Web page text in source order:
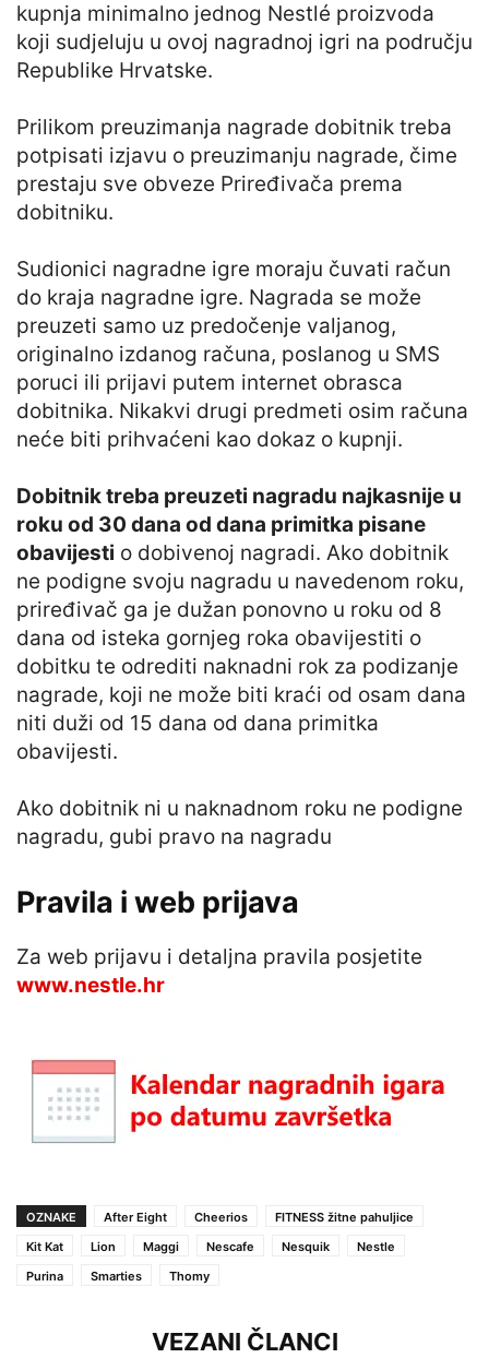
kupnja minimalno jednog Nestlé proizvoda
koji sudjeluju u ovoj nagradnoj igri na području
Republike Hrvatske.
Prilikom preuzimanja nagrade dobitnik treba
potpisati izjavu o preuzimanju nagrade, čime
prestaju sve obveze Priređivača prema
dobitniku.
Sudionici nagradne igre moraju čuvati račun
do kraja nagradne igre. Nagrada se može
preuzeti samo uz predočenje valjanog,
originalno izdanog računa, poslanog u SMS
poruci ili prijavi putem internet obrasca
dobitnika. Nikakvi drugi predmeti osim računa
neće biti prihvaćeni kao dokaz o kupnji.
Dobitnik treba preuzeti nagradu najkasnije u
roku od 30 dana od dana primitka pisane
obavijesti o dobivenoj nagradi. Ako dobitnik
ne podigne svoju nagradu u navedenom roku,
priređivač ga je dužan ponovno u roku od 8
dana od isteka gornjeg roka obavijestiti o
dobitku te odrediti naknadni rok za podizanje
nagrade, koji ne može biti kraći od osam dana
niti duži od 15 dana od dana primitka
obavijesti.
Ako dobitnik ni u naknadnom roku ne podigne
nagradu, gubi pravo na nagradu
Pravila i web prijava
Za web prijavu i detaljna pravila posjetite
www.nestle.hr
OZNAKE After Eight Cheerios
FITNESS žitne pahuljice
Kit Kat
Lion Maggi Nescafe Nesquik
Nestle
Purina
Smarties Thomy
VEZANI ČLANCI